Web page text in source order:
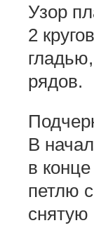
Узор
2
рядов.
В
в
петлю
снятую